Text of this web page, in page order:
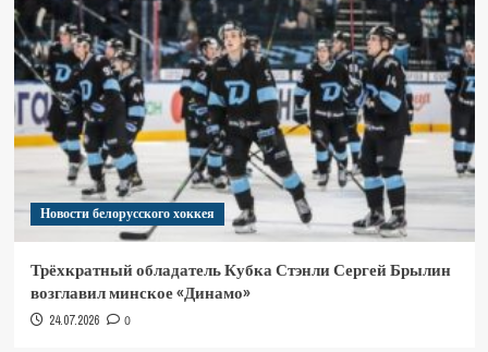
Новости белорусского хоккея
Трёхкратный обладатель Кубка Стэнли Сергей Брылин
возглавил минское «Динамо»
24.07.2026 0